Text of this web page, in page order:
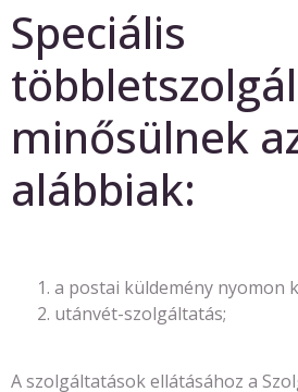
Speciális
minősülnek
alábbiak:
a postai küldemény nyomon
utánvét-szolgáltatás;
A szolgáltatások ellátásához a